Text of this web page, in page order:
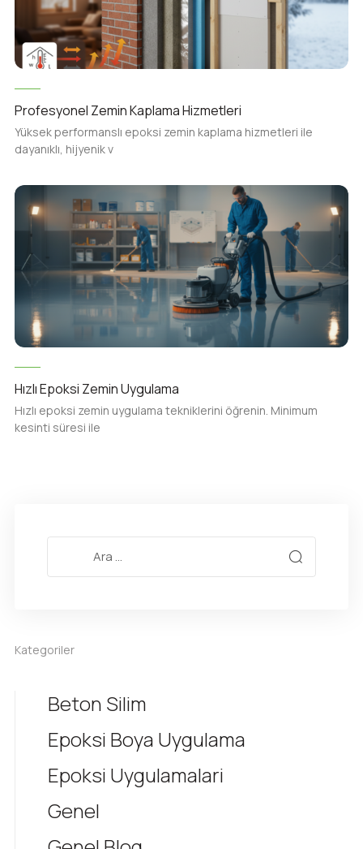
Profesyonel Zemin Kaplama Hizmetleri
Yüksek performanslı epoksi zemin kaplama hizmetleri ile
dayanıklı, hijyenik v
Hızlı Epoksi Zemin Uygulama
Hızlı epoksi zemin uygulama tekniklerini öğrenin. Minimum
kesinti süresi ile
Kategoriler
Beton Silim
Epoksi Boya Uygulama
Epoksi Uygulamalari
Genel